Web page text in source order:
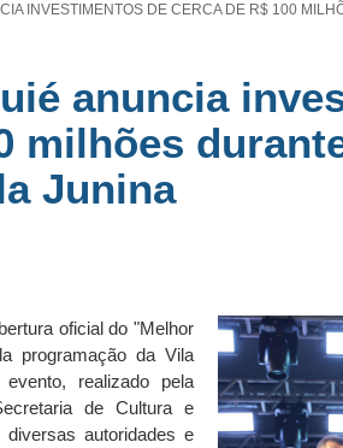
INVESTIMENTOS DE CERCA DE R$ 100
anuncia
milhões
Junina
oficial do "Melhor
programação da Vila
realizado pela
de Cultura e
autoridades e